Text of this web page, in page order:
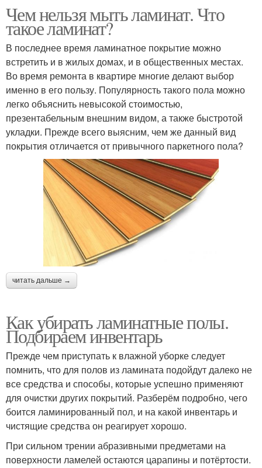
Чем нельзя мыть ламинат. Что
такое ламинат?
В последнее время ламинатное покрытие можно
встретить и в жилых домах, и в общественных местах.
Во время ремонта в квартире многие делают выбор
именно в его пользу. Популярность такого пола можно
легко объяснить невысокой стоимостью,
презентабельным внешним видом, а также быстротой
укладки. Прежде всего выясним, чем же данный вид
покрытия отличается от привычного паркетного пола?
читать дальше →
Как убирать ламинатные полы.
Подбираем инвентарь
Прежде чем приступать к влажной уборке следует
помнить, что для полов из ламината подойдут далеко не
все средства и способы, которые успешно применяют
для очистки других покрытий. Разберём подробно, чего
боится ламинированный пол, и на какой инвентарь и
чистящие средства он реагирует хорошо.
При сильном трении абразивными предметами на
поверхности ламелей остаются царапины и потёртости.